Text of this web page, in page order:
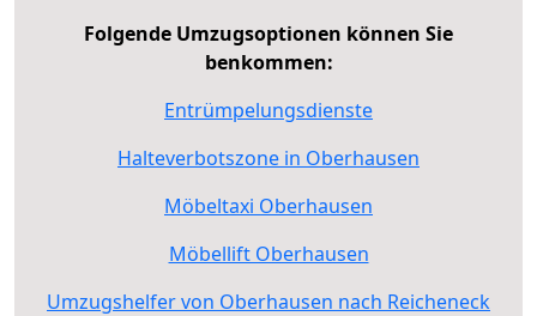
Folgende Umzugsoptionen können Sie
benkommen:
Entrümpelungsdienste
Halteverbotszone in Oberhausen
Möbeltaxi Oberhausen
Möbellift Oberhausen
Umzugshelfer von Oberhausen nach Reicheneck